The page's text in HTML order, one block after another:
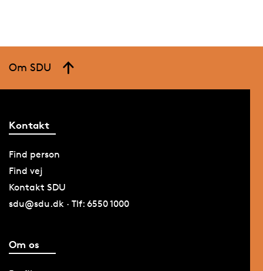
Om SDU
Kontakt
Find person
Find vej
Kontakt SDU
sdu@sdu.dk · Tlf: 6550 1000
Om os